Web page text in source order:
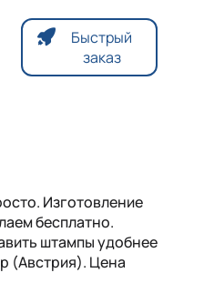
Быстрый
заказ
Изготовление
бесплатно.
штампы удобнее
(Австрия). Цена